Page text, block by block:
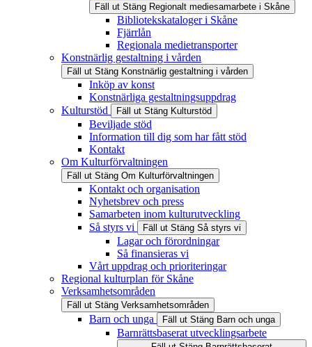
Fäll ut Stäng Regionalt mediesamarbete i Skåne
Bibliotekskataloger i Skåne
Fjärrlån
Regionala medietransporter
Konstnärlig gestaltning i vården
Fäll ut Stäng Konstnärlig gestaltning i vården
Inköp av konst
Konstnärliga gestaltningsuppdrag
Kulturstöd
Fäll ut Stäng Kulturstöd
Beviljade stöd
Information till dig som har fått stöd
Kontakt
Om Kulturförvaltningen
Fäll ut Stäng Om Kulturförvaltningen
Kontakt och organisation
Nyhetsbrev och press
Samarbeten inom kulturutveckling
Så styrs vi
Fäll ut Stäng Så styrs vi
Lagar och förordningar
Så finansieras vi
Vårt uppdrag och prioriteringar
Regional kulturplan för Skåne
Verksamhetsområden
Fäll ut Stäng Verksamhetsområden
Barn och unga Fäll ut Stäng Barn och unga
Barnrättsbaserat utvecklingsarbete